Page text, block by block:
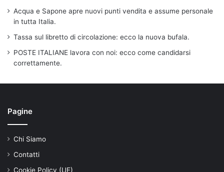
Acqua e Sapone apre nuovi punti vendita e assume personale
in tutta Italia.
Tassa sul libretto di circolazione: ecco la nuova bufala.
POSTE ITALIANE lavora con noi: ecco come candidarsi
correttamente.
Pagine
Chi Siamo
Contatti
Cookie Policy (UE)